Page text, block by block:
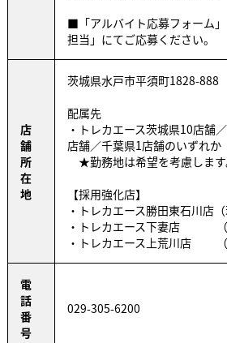
■「アルバイト応募フォーム
担当」にてご応募ください。
店
舗
所
在
地
茨城県水戸市平須町1828-888
配属先
・トレカエース茨城県10店舗
店舗／千葉県1店舗のいずれか
★勤務地は希望を考慮します
【採用強化店】
・トレカエース勝田東石川店
・トレカエース下妻店 （
・トレカエース上荒川店 （
電
話
番
号
029-305-6200